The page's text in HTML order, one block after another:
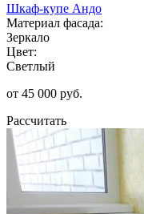
Шкаф-купе Андо
Материал фасада:
Зеркало
Цвет:
Светлый
от 45 000 руб.
Рассчитать